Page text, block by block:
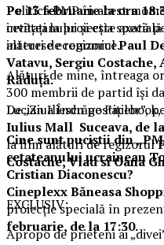
Politica PMP în acest
cetățeanului și este axată
interese economice.
Alături de mine, întreaga
300 membrii de partid își
Lucian Iliescu pe
Cine sunt puciștii din
cetateanului ucrainean
Cristian Diaconescu?
EXCLUSIV:
Apropo de prieteni ai
Pe 13 februarie la ora
invitați la proiecția
alături de regizorulPaul
Vatavu, Sergiu
Răduță.
De „Ziua Îndrăgostiților”,
Iulius Mall Suceava, de
la film alături de regizorul
Costache, Vlad si Oana
Cineplexx Băneasa
proiecție specială în
februarie, de la 17:30.